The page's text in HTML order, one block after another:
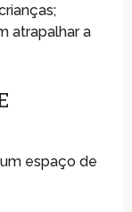
atrapalhar a
espaço de